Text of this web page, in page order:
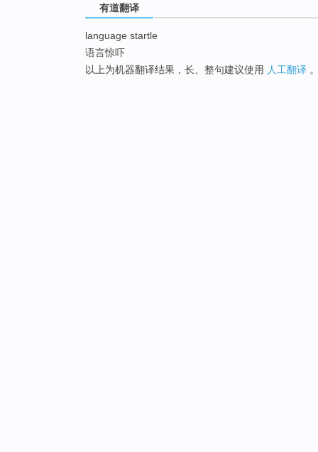
有道翻译
language startle
语言惊吓
以上为机器翻译结果，长、整句建议使用 人工翻译